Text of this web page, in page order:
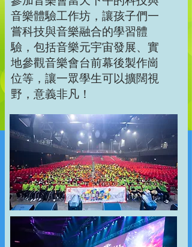
音樂體驗工作坊，讓孩子們一
嘗科技與音樂融合的學習體
驗，包括音樂元宇宙發展、實
地參觀音樂會台前幕後製作崗
位等，讓一眾學生可以擴闊視
野，意義非凡！